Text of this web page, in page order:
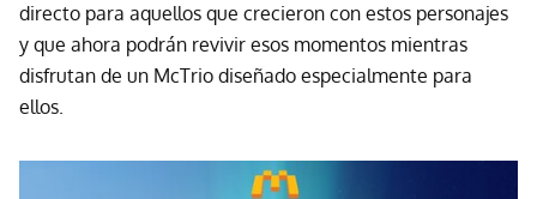
directo para aquellos que crecieron con estos personajes
y que ahora podrán revivir esos momentos mientras
disfrutan de un McTrio diseñado especialmente para
ellos.